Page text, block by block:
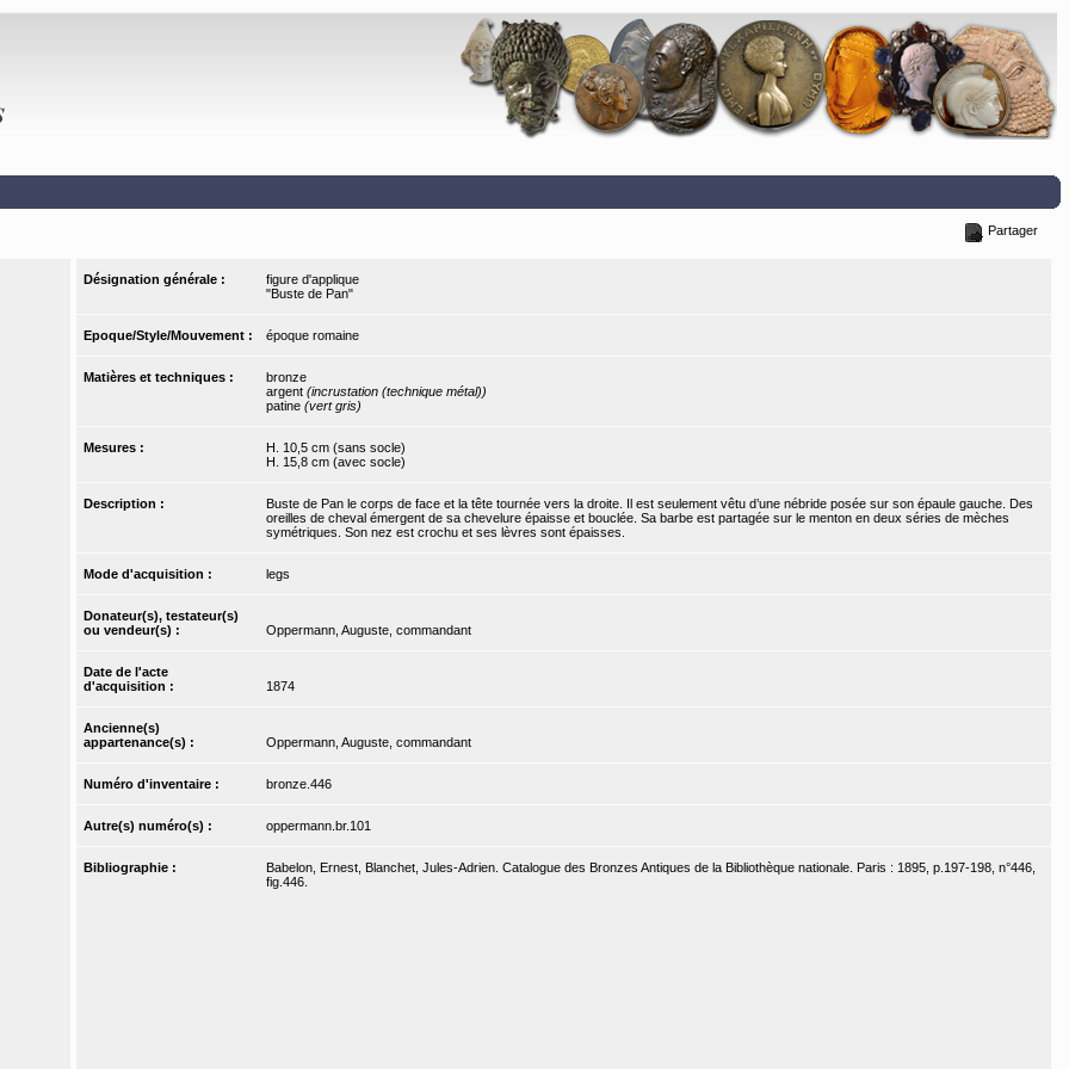
Partager
Désignation générale :
figure d'applique
"Buste de Pan"
Epoque/Style/Mouvement : époque romaine
Matières et techniques :
bronze
argent (incrustation (technique métal))
patine (vert gris)
Mesures :
H. 10,5 cm (sans socle)
H. 15,8 cm (avec socle)
Description :
Buste de Pan le corps de face et la tête tournée vers la droite. Il est seulement vêtu d’une nébride posée sur son épaule gauche. Des
oreilles de cheval émergent de sa chevelure épaisse et bouclée. Sa barbe est partagée sur le menton en deux séries de mèches
symétriques. Son nez est crochu et ses lèvres sont épaisses.
Mode d'acquisition : legs
Donateur(s), testateur(s)
ou vendeur(s) :
Oppermann, Auguste, commandant
Date de l'acte
d'acquisition :
1874
Ancienne(s)
appartenance(s) :
Oppermann, Auguste, commandant
Numéro d'inventaire : bronze.446
Autre(s) numéro(s) : oppermann.br.101
Bibliographie :
Babelon, Ernest, Blanchet, Jules-Adrien. Catalogue des Bronzes Antiques de la Bibliothèque nationale. Paris : 1895, p.197-198, n°446,
fig.446.